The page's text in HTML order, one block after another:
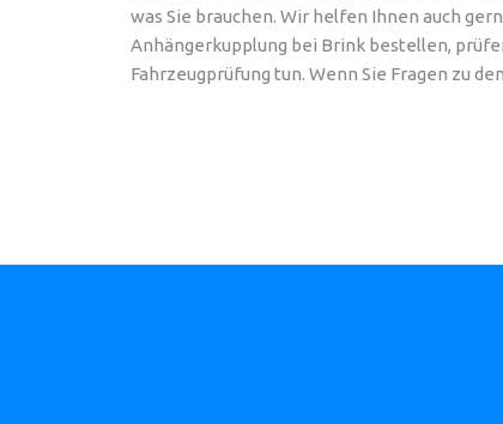
was Sie brauchen. Wir helfen Ihnen auch
Anhängerkupplung bei Brink bestellen,
Fahrzeugprüfung tun. Wenn Sie Fragen zu